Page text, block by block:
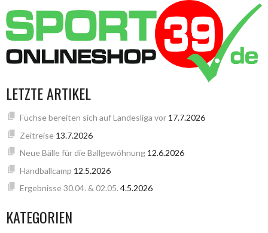
LETZTE ARTIKEL
Füchse bereiten sich auf Landesliga vor 17.7.2026
Zeitreise 13.7.2026
Neue Bälle für die Ballgewöhnung 12.6.2026
Handballcamp 12.5.2026
Ergebnisse 30.04. & 02.05. 4.5.2026
KATEGORIEN